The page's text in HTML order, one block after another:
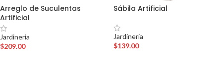
Arreglo de Suculentas
Artificial
Jardineria
$209.00
Sábila Artificial
Jardineria
$139.00